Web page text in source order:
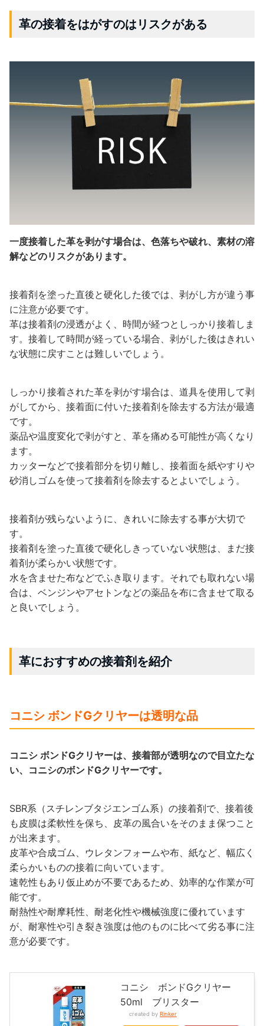
革の接着をはがすのはリスクがある
一度接着した革を剥がす場合は、色落ちや破れ、素材の溶
解などのリスクがあります。
接着剤を塗った直後と硬化した後では、剥がし方が違う事
に注意が必要です。
革は接着剤の浸透がよく、時間が経つとしっかり接着しま
す。接着して時間が経っている場合、剥がした後はきれい
な状態に戻すことは難しいでしょう。
しっかり接着された革を剥がす場合は、道具を使用して剥
がしてから、接着面に付いた接着剤を除去する方法が最適
です。
薬品や温度変化で剥がすと、革を痛める可能性が高くなり
ます。
カッターなどで接着部分を切り離し、接着面を紙やすりや
砂消しゴムを使って接着剤を除去するとよいでしょう。
接着剤が残らないように、きれいに除去する事が大切で
す。
接着剤を塗った直後で硬化しきっていない状態は、まだ接
着剤が柔らかい状態です。
水を含ませた布などでふき取ります。それでも取れない場
合は、ベンジンやアセトンなどの薬品を布に含ませて取る
と良いでしょう。
革におすすめの接着剤を紹介
コニシ ボンドGクリヤーは透明な品
コニシ ボンドGクリヤーは、接着部が透明なので目立たな
い、コニシのボンドGクリヤーです。
SBR系（スチレンブタジエンゴム系）の接着剤で、接着後
も皮膜は柔軟性を保ち、皮革の風合いをそのまま保つこと
が出来ます。
皮革や合成ゴム、ウレタンフォームや布、紙など、幅広く
柔らかいものの接着に向いています。
速乾性もあり仮止めが不要であるため、効率的な作業が可
能です。
耐熱性や耐摩耗性、耐老化性や機械強度に優れています
が、耐寒性や引き裂き強度は他のものに比べて劣る事に注
意が必要です。
コニシ ボンドGクリヤー
50ml ブリスター
created by Rinker